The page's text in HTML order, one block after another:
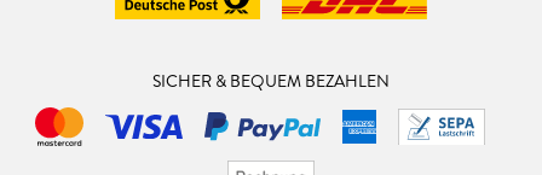
SICHER & BEQUEM BEZAHLEN